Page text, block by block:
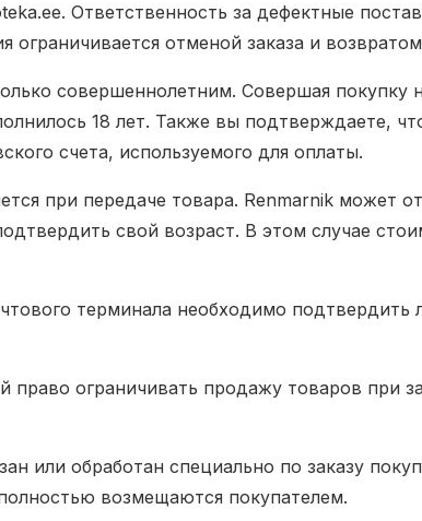
Ответственность за дефектные
ограничивается отменой заказа и
совершеннолетним. Совершая покупку
18 лет. Также вы подтверждаете,
счета, используемого для оплаты.
при передаче товара. Renmarnik может
свой возраст. В этом случае
терминала необходимо
право ограничивать продажу товаров при
или обработан специально по заказу
возмещаются покупателем.